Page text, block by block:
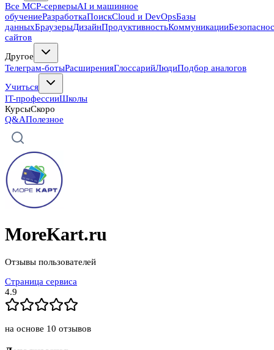
Все MCP-серверыAI и машинное
обучениеРазработкаПоискCloud и DevOpsБазы
данныхБраузерыДизайнПродуктивностьКоммуникации
сайтов
Другое
Телеграм-ботыРасширенияГлоссарийЛюдиПодбор аналогов
Учиться
IT-профессииШколы
КурсыСкоро
Q&AПолезное
MoreKart.ru
Отзывы пользователей
Страница сервиса
4.9
на основе 10 отзывов